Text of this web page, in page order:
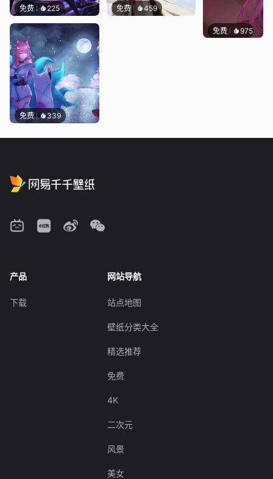
免费 225 免费 459
免费 339
免费 975辰东
产品
下载
网站导航
站点地图
壁纸分类大全
精选推荐
免费
4K
二次元
风景
美女